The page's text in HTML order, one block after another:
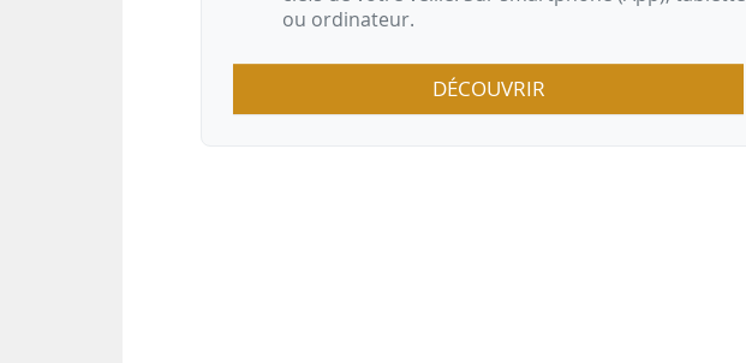
ou ordinateur.
DÉCOUVRIR